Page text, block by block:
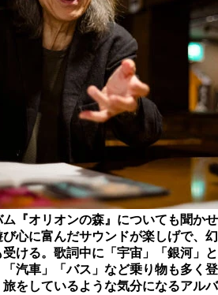
『オリオンの森』についても聞かせ
心に富んだサウンドが楽しげで、幻
ける。歌詞中に「宇宙」「銀河」と
汽車」「バス」など乗り物も多く登
をしているような気分になるアルバ